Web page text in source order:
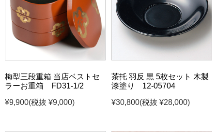
梅型三段重箱 当店ベストセ
ラーお重箱 FD31-1/2
¥9,900(税抜 ¥9,000)
茶托 羽反 黒 5枚セット 木製
漆塗り 12-05704
¥30,800(税抜 ¥28,000)